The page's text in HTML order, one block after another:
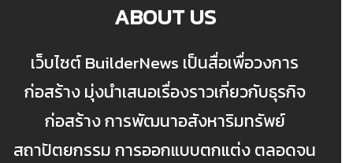
ABOUT US
เว็บไซต์ BuilderNews เป็นสื่อเพื่อวงการ
ก่อสร้าง มุ่งนำเสนอเรื่องราวเกี่ยวกับธุรกิจ
ก่อสร้าง การพัฒนาอสังหาริมทรัพย์
สถาปัตยกรรม การออกแบบตกแต่ง ตลอดจน